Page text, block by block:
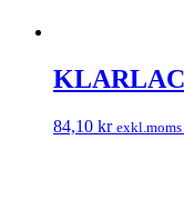
84,10 kr exkl.moms